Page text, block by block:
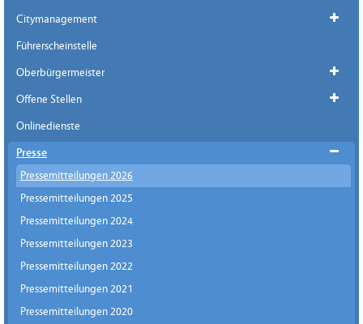
Citymanagement
Führerscheinstelle
Oberbürgermeister
Offene Stellen
Onlinedienste
Presse
Pressemitteilungen 2026
Pressemitteilungen 2025
Pressemitteilungen 2024
Pressemitteilungen 2023
Pressemitteilungen 2022
Pressemitteilungen 2021
Pressemitteilungen 2020